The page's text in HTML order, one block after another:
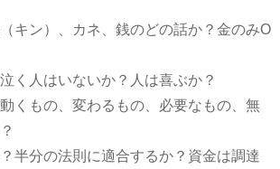
キン）、カネ、銭のどの話か？金のみO
く人はいないか？人は喜ぶか？
くもの、変わるもの、必要なもの、無
半分の法則に適合するか？資金は調達